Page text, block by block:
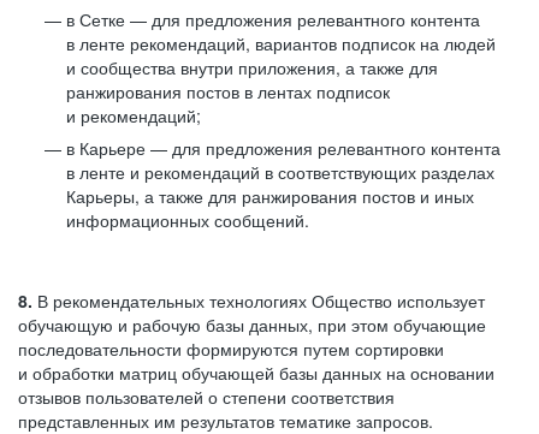
в Сетке — для предложения релевантного контента
в ленте рекомендаций, вариантов подписок на людей
и сообщества внутри приложения, а также для
ранжирования постов в лентах подписок
и рекомендаций;
в Карьере — для предложения релевантного контента
в ленте и рекомендаций в соответствующих разделах
Карьеры, а также для ранжирования постов и иных
информационных сообщений.
8. В рекомендательных технологиях Общество использует
обучающую и рабочую базы данных, при этом обучающие
последовательности формируются путем сортировки
и обработки матриц обучающей базы данных на основании
отзывов пользователей о степени соответствия
представленных им результатов тематике запросов.